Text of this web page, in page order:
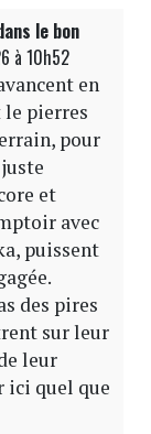
le bon
à 10h52
en
le pierres
pour
et
avec
puissent
des pires
sur leur
leur
ici quel que